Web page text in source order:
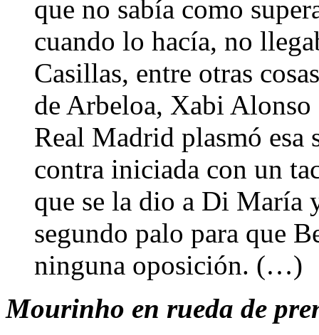
que no sabía como
cuando lo hacía, no
Casillas, entre otras
de Arbeloa, Xabi
Real Madrid plasmó
contra iniciada con un
que se la dio a Di María
segundo palo para que
ninguna oposición. (…)
Mourinho en rueda de